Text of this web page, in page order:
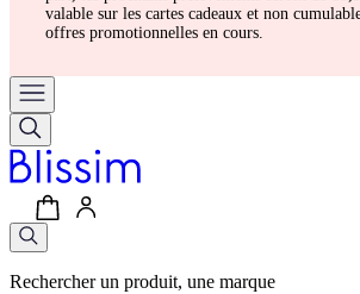
valable sur les cartes cadeaux et non
offres promotionnelles en cours.
Rechercher un produit, une marque